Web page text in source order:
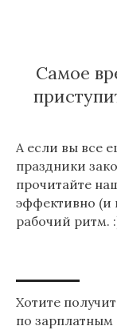
Самое
А если вы все
праздники
прочитайте
эффективно (и
рабочий ритм.
Хотите
по